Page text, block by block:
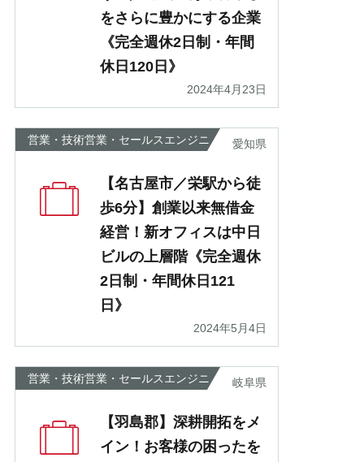
をさらに豊かにする企業
《完全週休2日制・年間
休日120日》
2024年4月23日
営業・技術営業・セールスエンジニ
愛知県
【名古屋市／栄駅から徒
歩6分】創業以来無借金
経営！新オフィスは中日
ビルの上層階《完全週休
2日制・年間休日121
日》
2024年5月4日
営業・技術営業・セールスエンジニ
岐阜県
【羽島郡】深耕開拓をメ
イン！お客様の困ったを